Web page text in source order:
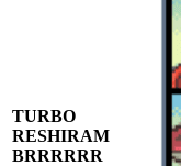
TURBO
RESHIRAM
BRRRRRR